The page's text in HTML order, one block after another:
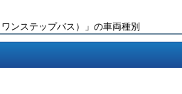
ンステップバス）」の車両種別